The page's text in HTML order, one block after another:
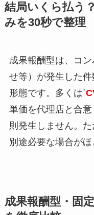
結局いくら払う
みを30秒で整理
成果報酬型は、コ
せ等）が発生した
形態です。多くは`
単価を代理店と合
則発生しません。
別途必要な場合がほ
成果報酬型・固